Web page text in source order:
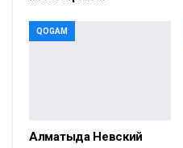
QOGAM
Алматыда Невский